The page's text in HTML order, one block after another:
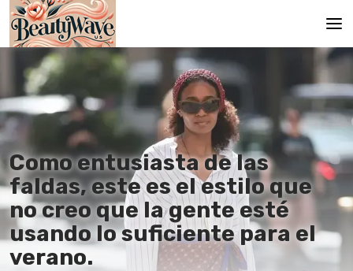
Principal
En
Ru
It
De
Como entusiasta de las
faldas, este es el estilo que
no creo que la gente esté
usando lo suficiente para el
verano.